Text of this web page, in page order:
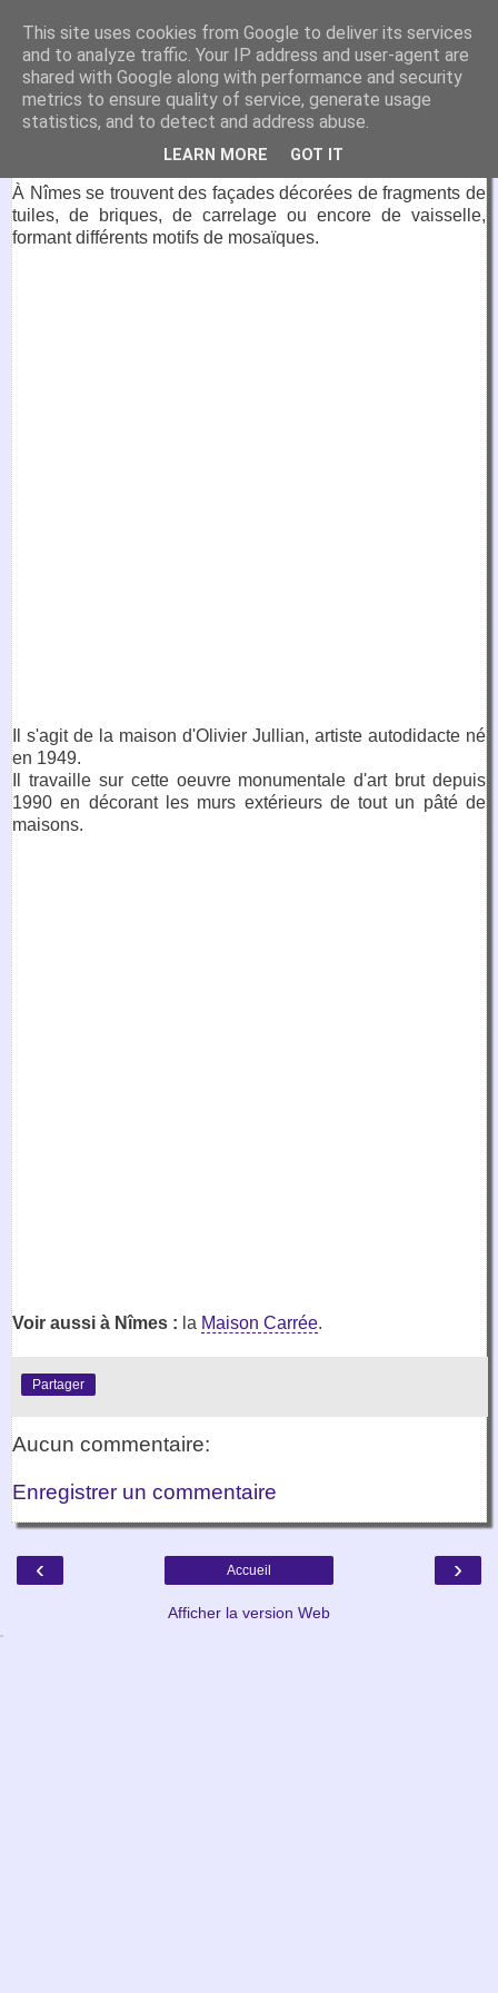
VirtuaFrance
Visitez la France depuis votre fauteuil.
4 décembre 2023
Maison d'art brut, Nîmes
À Nîmes se trouvent des façades décorées de fragments de
tuiles, de briques, de carrelage ou encore de vaisselle,
formant différents motifs de mosaïques.
Il s'agit de la maison d'Olivier Jullian, artiste autodidacte né
en 1949.
Il travaille sur cette oeuvre monumentale d'art brut depuis
1990 en décorant les murs extérieurs de tout un pâté de
maisons.
Voir aussi à Nîmes : la Maison Carrée.
Partager
Aucun commentaire:
Enregistrer un commentaire
‹ ›
Accueil
Afficher la version Web
This site uses cookies from Google to deliver its services
and to analyze traffic. Your IP address and user-agent are
shared with Google along with performance and security
metrics to ensure quality of service, generate usage
statistics, and to detect and address abuse.
LEARN MORE GOT IT